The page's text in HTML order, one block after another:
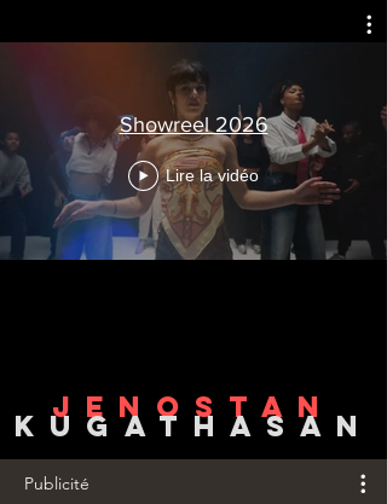
Showreel 2026
Lire la vidéo
JENOSTAN
KUGATHASAN
Publicité